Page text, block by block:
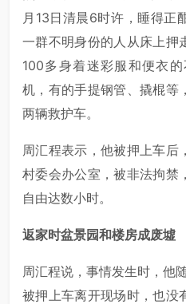
月13日清晨6时许，睡得正
一群不明身份的人从床上押
100多身着迷彩服和便衣
机，有的手提钢管、撬棍等
两辆救护车。
周汇程表示，他被押上车后
村委会办公室，被非法拘禁
自由达数小时。
返家时盆景园和楼房成废墟
周汇程说，事情发生时，他
被押上车离开现场时，也没